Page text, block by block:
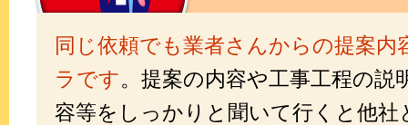
同じ依頼でも業者さんからの提案内
ラです。提案の内容や工事工程の説
容等をしっかりと聞いて行くと他社